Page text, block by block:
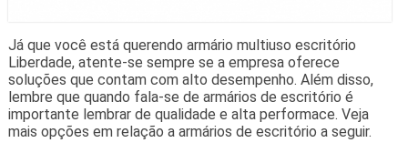
Já que você está querendo armário multiuso escritório
Liberdade, atente-se sempre se a empresa oferece
soluções que contam com alto desempenho. Além disso,
lembre que quando fala-se de armários de escritório é
importante lembrar de qualidade e alta performace. Veja
mais opções em relação a armários de escritório a seguir.